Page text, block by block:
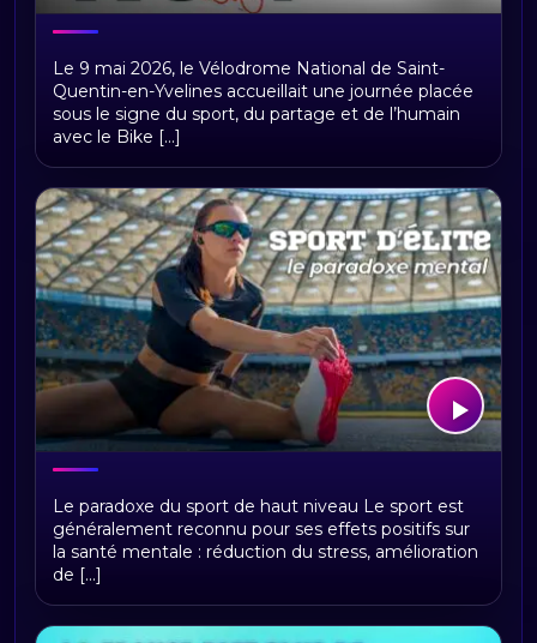
Santé mentale, reconversion et
résilience : la grande table ronde du
Bike & Run 2026 au Vélodrome
National de Saint-Quentin-en-Yvelines
Le 9 mai 2026, le Vélodrome National de Saint-
Quentin-en-Yvelines accueillait une journée placée
sous le signe du sport, du partage et de l’humain
avec le Bike [...]
Santé mentale des sportifs d’élite :
pourquoi la performance peut annuler
les bienfaits psychologiques du sport
Le paradoxe du sport de haut niveau Le sport est
généralement reconnu pour ses effets positifs sur
la santé mentale : réduction du stress, amélioration
de [...]